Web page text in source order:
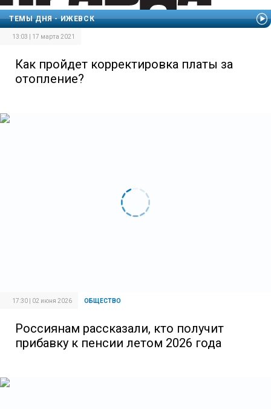
ТЕМЫ ДНЯ - ИЖЕВСК
13:03 | 17 марта 2021
Как пройдет корректировка платы за
отопление?
17:30 | 02 июня 2026 ОБЩЕСТВО
Россиянам рассказали, кто получит
прибавку к пенсии летом 2026 года